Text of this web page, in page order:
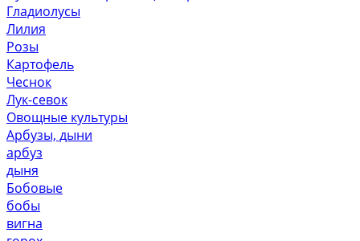
Гладиолусы
Лилия
Розы
Картофель
Чеснок
Лук-севок
Овощные культуры
Арбузы, дыни
арбуз
дыня
Бобовые
бобы
вигна